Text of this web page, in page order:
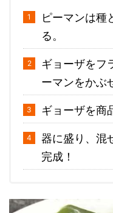
ピーマンは種
る。
ギョーザをフ
ーマンをかぶ
ギョーザを商
器に盛り、混
完成！